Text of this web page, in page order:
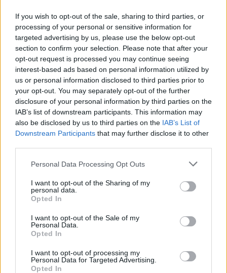
If you wish to opt-out of the sale, sharing to third parties, or
processing of your personal or sensitive information for
targeted advertising by us, please use the below opt-out
section to confirm your selection. Please note that after your
opt-out request is processed you may continue seeing
interest-based ads based on personal information utilized by
us or personal information disclosed to third parties prior to
your opt-out. You may separately opt-out of the further
disclosure of your personal information by third parties on the
IAB’s list of downstream participants. This information may
also be disclosed by us to third parties on the IAB’s List of
Downstream Participants that may further disclose it to other
Personal Data Processing Opt Outs
I want to opt-out of the Sharing of my
personal data.
Opted In
I want to opt-out of the Sale of my
Personal Data.
Opted In
I want to opt-out of processing my
Personal Data for Targeted Advertising.
Opted In
Super Cup: Η μάχη των φιλάθλων για
τα διαθέσιμα εισιτήρια!
Ποδηλασία: Δυναμική παρουσία της
06.08.2026 - 11:08
Ποδηλασία: Δυναμική παρουσία της
Kastro Cycling Team στο Πανελλήνιο
Πρωτάθλημα Πίστας 2026
Σελιδοποίηση
Προηγούμενη σελίδα
Current page
1 Next page
Ροή ειδήσεων
Οι «δικαιότεροι φόροι… για τους ισχυρούς» του Αλέξη